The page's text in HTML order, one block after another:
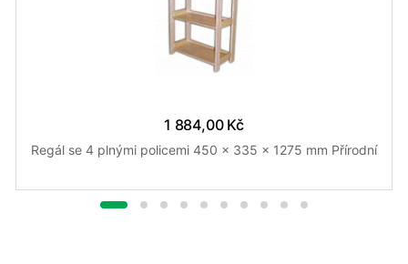
1 884,00 Kč
Regál se 4 plnými policemi 450 x 335 x 1275 mm Přírodní